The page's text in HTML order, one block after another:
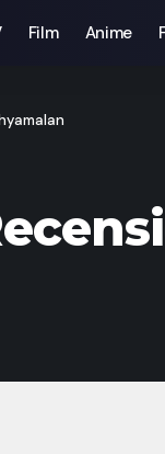
Film Anime